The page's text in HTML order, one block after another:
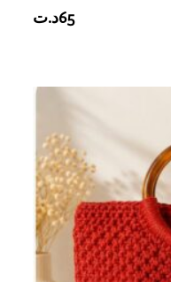
65د.ت